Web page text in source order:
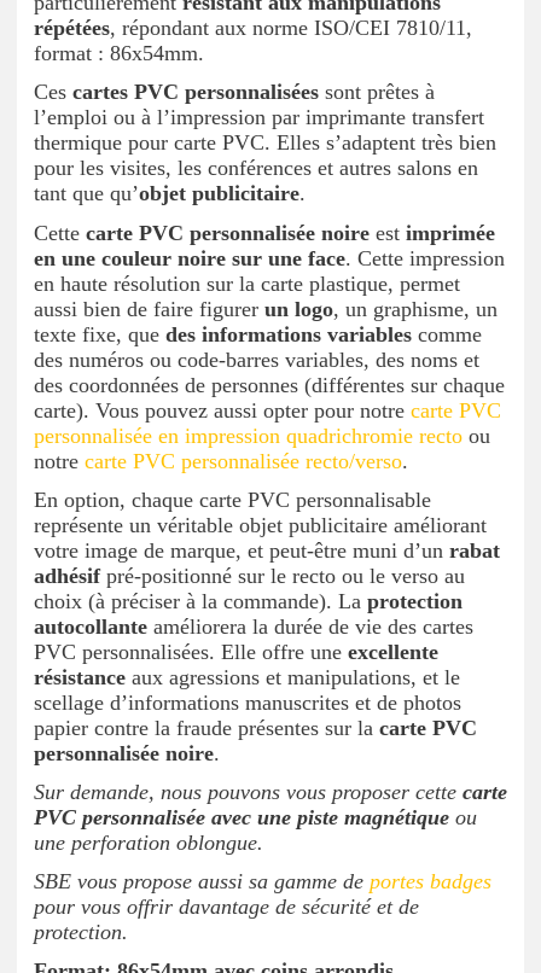
répétées, répondant aux norme ISO/CEI 7810/11,
format : 86x54mm.
Ces cartes PVC personnalisées sont prêtes à
l’emploi ou à l’impression par imprimante transfert
thermique pour carte PVC. Elles s’adaptent très bien
pour les visites, les conférences et autres salons en
tant que qu’objet publicitaire.
Cette carte PVC personnalisée noire est imprimée
en une couleur noire sur une face. Cette impression
en haute résolution sur la carte plastique, permet
aussi bien de faire figurer un logo, un graphisme, un
texte fixe, que des informations variables comme
des numéros ou code-barres variables, des noms et
des coordonnées de personnes (différentes sur chaque
carte). Vous pouvez aussi opter pour notre carte PVC
personnalisée en impression quadrichromie recto ou
notre carte PVC personnalisée recto/verso.
En option, chaque carte PVC personnalisable
représente un véritable objet publicitaire améliorant
votre image de marque, et peut-être muni d’un rabat
adhésif pré-positionné sur le recto ou le verso au
choix (à préciser à la commande). La protection
autocollante améliorera la durée de vie des cartes
PVC personnalisées. Elle offre une excellente
résistance aux agressions et manipulations, et le
scellage d’informations manuscrites et de photos
papier contre la fraude présentes sur la carte PVC
personnalisée noire.
Sur demande, nous pouvons vous proposer cette carte
PVC personnalisée avec une piste magnétique ou
une perforation oblongue.
SBE vous propose aussi sa gamme de portes badges
pour vous offrir davantage de sécurité et de
protection.